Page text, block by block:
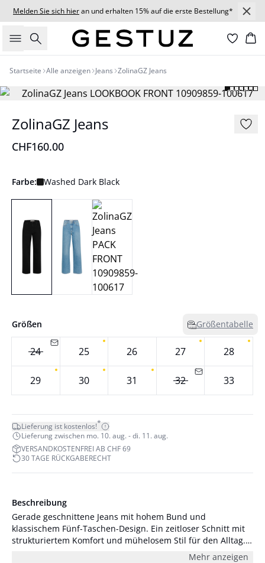
Melden Sie sich hieran und erhalten 15% auf die erste Bestellung*
Suche
Startseite Alle anzeigen Jeans ZolinaGZ Jeans
ZolinaGZ Jeans
CHF160.00
Farbe: Washed Dark Black
Größen Größentabelle
24 25 26 27 28
29 30 31 32 33
Lieferung ist kostenlos!*
Lieferung zwischen mo. 10. aug. - di. 11. aug.
VERSANDKOSTENFREI AB CHF 69
30 TAGE RÜCKGABERECHT
Beschreibung
Gerade geschnittene Jeans mit hohem Bund und
klassischem Fünf-Taschen-Design. Ein zeitloser Schnitt mit
strukturiertem Komfort und mühelosem Stil für den Alltag.
Das Produkt fällt groß aus, wir empfehlen eine kleinere
Mehr anzeigen